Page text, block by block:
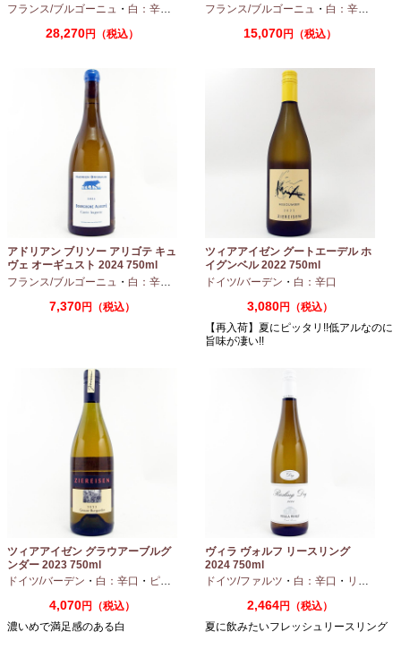
フランス/ブルゴーニュ ・ 白：辛口 シャルドネ
28,270円（税込）
フランス/ブルゴーニュ ・ 白：辛口
15,070円（税込）
アドリアン ブリソー アリゴテ キュ
ヴェ オーギュスト 2024 750ml
フランス/ブルゴーニュ ・ 白：辛口 アリゴテ
7,370円（税込）
ツィアアイゼン グートエーデル ホ
イグンベル 2022 750ml
ドイツ/バーデン ・ 白：辛口
3,080円（税込）
【再入荷】夏にピッタリ!!低アルなのに
旨味が凄い!!
ツィアアイゼン グラウアーブルグ
ンダー 2023 750ml
ドイツ/バーデン ・ 白：辛口 ・ ピノグリ
4,070円（税込）
濃いめで満足感のある白
ヴィラ ヴォルフ リースリング
2024 750ml
ドイツ/ファルツ ・ 白：辛口 ・ リースリング
2,464円（税込）
夏に飲みたいフレッシュリースリング